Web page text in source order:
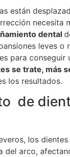
están
necesita
dental
leves o
para conseguir
se trate, más
los resultados.
de
los
del arco,